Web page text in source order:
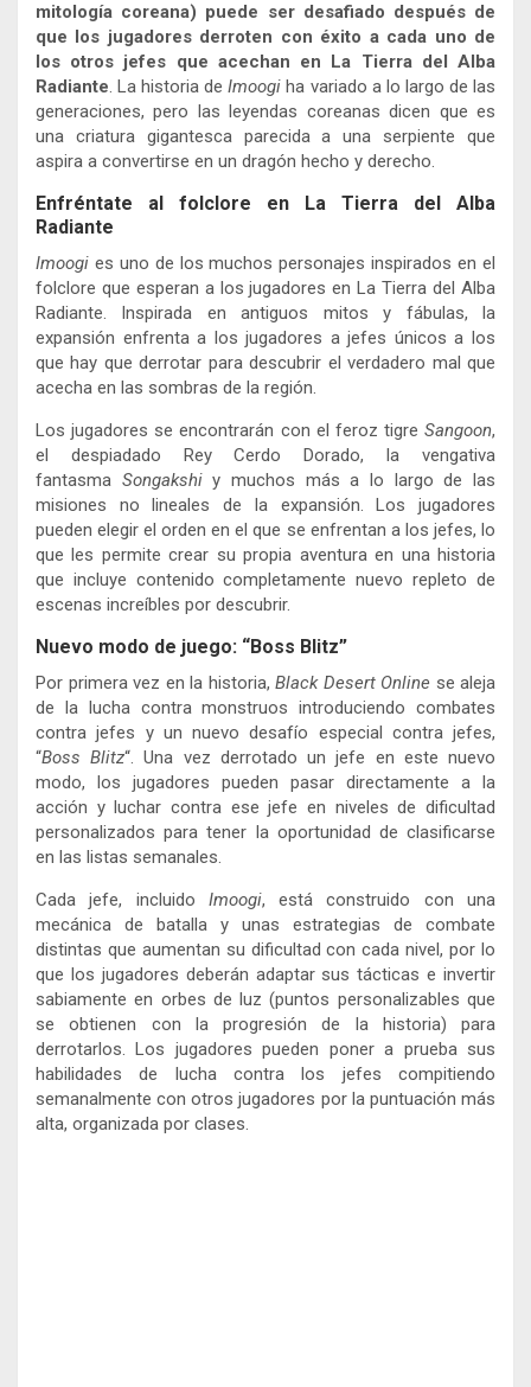
mitología coreana) puede ser desafiado después de
que los jugadores derroten con éxito a cada uno de
los otros jefes que acechan en La Tierra del Alba
Radiante. La historia deImoogi ha variado a lo largo de las
generaciones, pero las leyendas coreanas dicen que es
una criatura gigantesca parecida a una serpiente que
aspira a convertirse en un dragón hecho y derecho.
Enfréntate al folclore en La Tierra del Alba
Radiante
Imoogi es uno de los muchos personajes inspirados en el
folclore que esperan a los jugadores en La Tierra del Alba
Radiante. Inspirada en antiguos mitos y fábulas, la
expansión enfrenta a los jugadores a jefes únicos a los
que hay que derrotar para descubrir el verdadero mal que
acecha en las sombras de la región.
Los jugadores se encontrarán con el feroz tigre Sangoon,
el despiadado Rey Cerdo Dorado, la vengativa
fantasma Songakshiy muchos más a lo largo de las
misiones no lineales de la expansión. Los jugadores
pueden elegir el orden en el que se enfrentan a los jefes, lo
que les permite crear su propia aventura en una historia
que incluye contenido completamente nuevo repleto de
escenas increíbles por descubrir.
Nuevo modo de juego: “Boss Blitz”
Por primera vez en la historia, Black Desert Online se aleja
de la lucha contra monstruos introduciendo combates
contra jefes y un nuevo desafío especial contra jefes,
“Boss Blitz“. Una vez derrotado un jefe en este nuevo
modo, los jugadores pueden pasar directamente a la
acción y luchar contra ese jefe en niveles de dificultad
personalizados para tener la oportunidad de clasificarse
en las listas semanales.
Cada jefe, incluido Imoogi, está construido con una
mecánica de batalla y unas estrategias de combate
distintas que aumentan su dificultad con cada nivel, por lo
que los jugadores deberán adaptar sus tácticas e invertir
sabiamente en orbes de luz (puntos personalizables que
se obtienen con la progresión de la historia) para
derrotarlos. Los jugadores pueden poner a prueba sus
habilidades de lucha contra los jefes compitiendo
semanalmente con otros jugadores por la puntuación más
alta, organizada por clases.